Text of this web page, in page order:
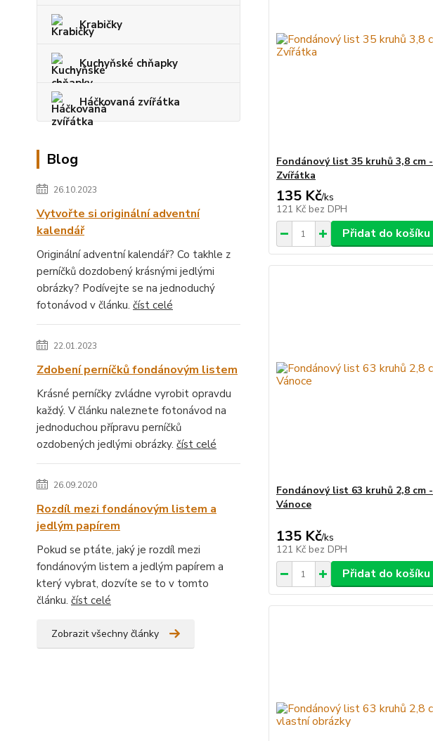
Krabičky
Kuchyňské chňapky
Háčkovaná zvířátka
Blog
26.10.2023
Vytvořte si originální adventní
kalendář
Originální adventní kalendář? Co takhle z
perníčků dozdobený krásnými jedlými
obrázky? Podívejte se na jednoduchý
fotonávod v článku. číst celé
22.01.2023
Zdobení perníčků fondánovým listem
Krásné perníčky zvládne vyrobit opravdu
každý. V článku naleznete fotonávod na
jednoduchou přípravu perníčků
ozdobených jedlými obrázky. číst celé
26.09.2020
Rozdíl mezi fondánovým listem a
jedlým papírem
Pokud se ptáte, jaký je rozdíl mezi
fondánovým listem a jedlým papírem a
který vybrat, dozvíte se to v tomto
článku. číst celé
Zobrazit všechny články
Fondánový list 35 kruhů 3,8 cm -
Zvířátka
135 Kč/ks
121 Kč bez DPH
Přidat do košíku
Fondánový list 63 kruhů 2,8 cm -
Vánoce
135 Kč/ks
121 Kč bez DPH
Přidat do košíku